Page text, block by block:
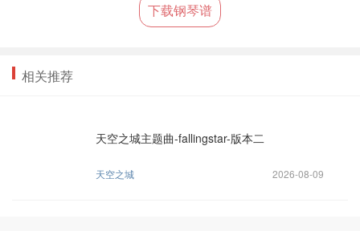
下载钢琴谱
相关推荐
天空之城主题曲-fallingstar-版本二
天空之城 2026-08-09